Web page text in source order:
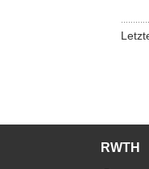
RWTH